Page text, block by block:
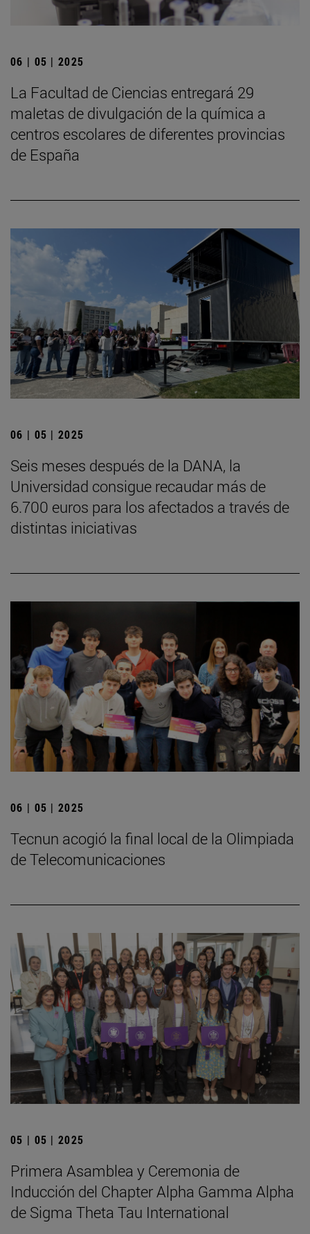
06 | 05 | 2025
La Facultad de Ciencias entregará 29
maletas de divulgación de la química a
centros escolares de diferentes provincias
de España
06 | 05 | 2025
Seis meses después de la DANA, la
Universidad consigue recaudar más de
6.700 euros para los afectados a través de
distintas iniciativas
06 | 05 | 2025
­Tecnun acogió la final local de la Olimpiada
de Telecomunicaciones
05 | 05 | 2025
Primera Asamblea y Ceremonia de
Inducción del Chapter Alpha Gamma Alpha
de Sigma Theta Tau International